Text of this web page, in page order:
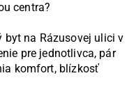
centra?
byt na Rázusovej ulici v
pre jednotlivca, pár
komfort, blízkosť